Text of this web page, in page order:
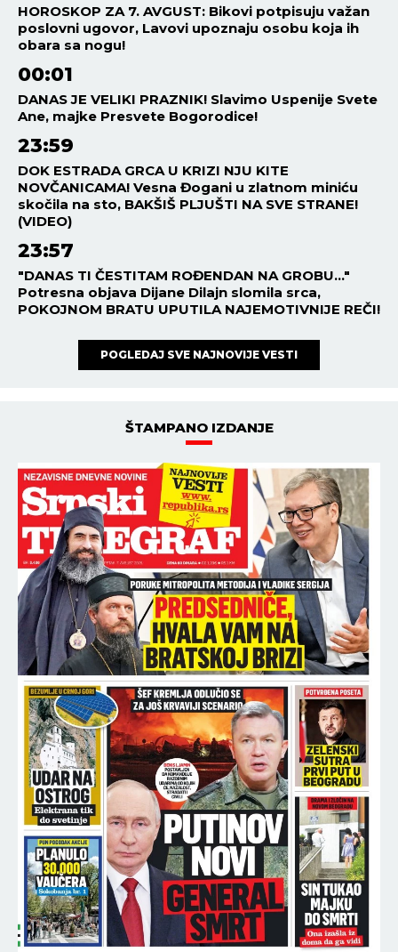
HOROSKOP ZA 7. AVGUST: Bikovi potpisuju važan
poslovni ugovor, Lavovi upoznaju osobu koja ih
obara sa nogu!
00:01
DANAS JE VELIKI PRAZNIK! Slavimo Uspenije Svete
Ane, majke Presvete Bogorodice!
23:59
DOK ESTRADA GRCA U KRIZI NJU KITE
NOVČANICAMA! Vesna Đogani u zlatnom miniću
skočila na sto, BAKŠIŠ PLJUŠTI NA SVE STRANE!
(VIDEO)
23:57
"DANAS TI ČESTITAM ROĐENDAN NA GROBU..."
Potresna objava Dijane Dilajn slomila srca,
POKOJNOM BRATU UPUTILA NAJEMOTIVNIJE REČI!
POGLEDAJ SVE NAJNOVIJE VESTI
ŠTAMPANO IZDANJE